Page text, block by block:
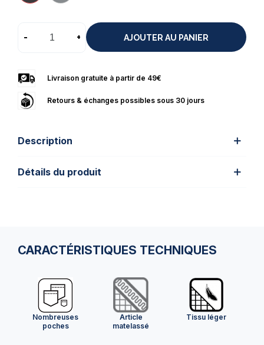
- + AJOUTER AU PANIER
Livraison gratuite à partir de 49€
Retours & échanges possibles sous 30 jours
Description
Détails du produit
CARACTÉRISTIQUES TECHNIQUES
Nombreuses
poches
Article
matelassé
Tissu léger